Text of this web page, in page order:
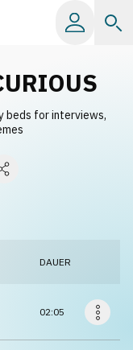
beds for interviews,
DAUER
02:05